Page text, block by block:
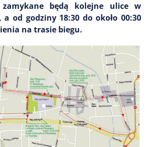
będą kolejne ulice w
od godziny 18:30 do około 00:30
na trasie biegu.